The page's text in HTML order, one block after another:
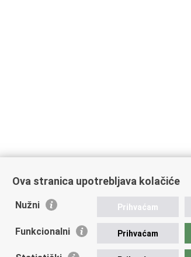
Ova stranica upotrebljava kolačiće
Nužni Prihvaćam
Funkcionalni Prihvaćam